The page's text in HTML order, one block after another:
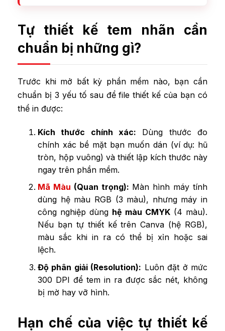
Tự thiết kế tem nhãn cần
chuẩn bị những gì?
Trước khi mở bất kỳ phần mềm nào, bạn cần
chuẩn bị 3 yếu tố sau để file thiết kế của bạn có
thể in được:
Kích thước chính xác: Dùng thước đo
chính xác bề mặt bạn muốn dán (ví dụ: hũ
tròn, hộp vuông) và thiết lập kích thước này
ngay trên phần mềm.
Mã Màu (Quan trọng): Màn hình máy tính
dùng hệ màu RGB (3 màu), nhưng máy in
công nghiệp dùng hệ màu CMYK (4 màu).
Nếu bạn tự thiết kế trên Canva (hệ RGB),
màu sắc khi in ra có thể bị xỉn hoặc sai
lệch.
Độ phân giải (Resolution): Luôn đặt ở mức
300 DPI để tem in ra được sắc nét, không
bị mờ hay vỡ hình.
Hạn chế của việc tự thiết kế